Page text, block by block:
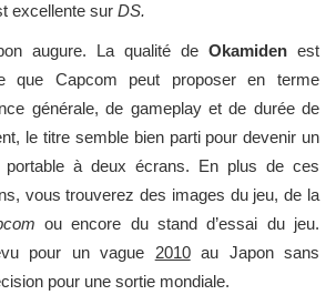
excellente sur DS.
augure. La qualité de Okamiden est
que Capcom peut proposer en terme
générale, de gameplay et de durée de
le titre semble bien parti pour devenir un
à deux écrans. En plus de ces
vous trouverez des images du jeu, de la
ou encore du stand d’essai du jeu.
pour un vague 2010au Japon sans
pour une sortie mondiale.